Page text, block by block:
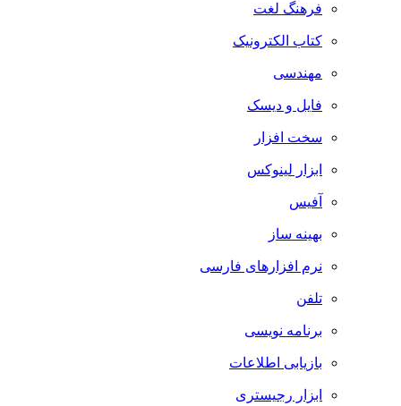
فرهنگ لغت
کتاب الکترونیک
مهندسی
فایل و دیسک
سخت افزار
ابزار لینوکس
آفیس
بهینه ساز
نرم افزارهای فارسی
تلفن
برنامه نویسی
بازیابی اطلاعات
ابزار رجیستری